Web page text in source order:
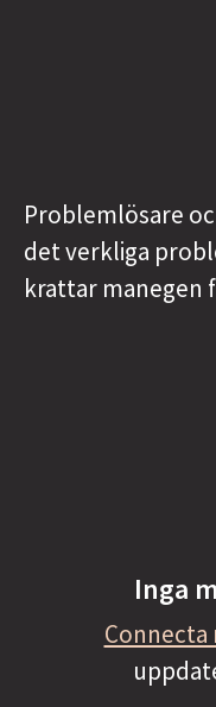
Problemlösare
det verkliga
krattar manegen
Inga
Connecta